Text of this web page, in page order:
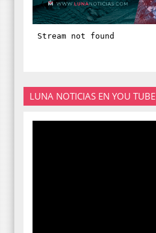
LUNA NOTICIAS EN YOU TUBE